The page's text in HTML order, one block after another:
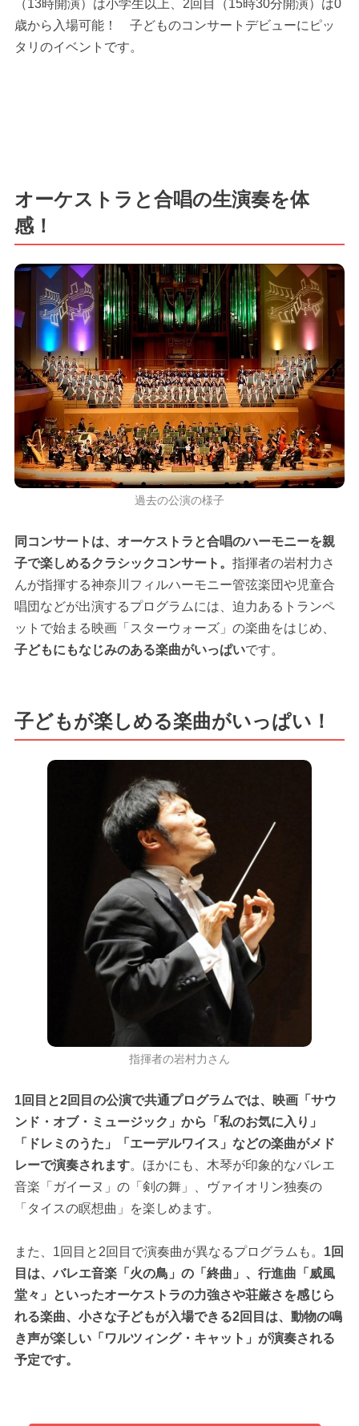
（13時開演）は小学生以上、2回目（15時30分開演）は0
歳から入場可能！ 子どものコンサートデビューにピッ
タリのイベントです。
オーケストラと合唱の生演奏を体
感！
過去の公演の様子
同コンサートは、オーケストラと合唱のハーモニーを親
子で楽しめるクラシックコンサート。 指揮者の岩村力さ
んが指揮する神奈川フィルハーモニー管弦楽団や児童合
唱団などが出演するプログラムには、迫力あるトランペ
ットで始まる映画「スターウォーズ」の楽曲をはじめ、
子どもにもなじみのある楽曲がいっぱいです。
子どもが楽しめる楽曲がいっぱい！
指揮者の岩村力さん
1回目と2回目の公演で共通プログラムでは、映画「サウ
ンド・オブ・ミュージック」から「私のお気に入り」
「ドレミのうた」「エーデルワイス」などの楽曲がメド
レーで演奏されます。ほかにも、木琴が印象的なバレエ
音楽「ガイーヌ」の「剣の舞」、ヴァイオリン独奏の
「タイスの瞑想曲」を楽しめます。
また、1回目と2回目で演奏曲が異なるプログラムも。 1回
目は、バレエ音楽「火の鳥」の「終曲」、行進曲「威風
堂々」といったオーケストラの力強さや荘厳さを感じら
れる楽曲、小さな子どもが入場できる2回目は、動物の鳴
き声が楽しい「ワルツィング・キャット」が演奏される
予定です。